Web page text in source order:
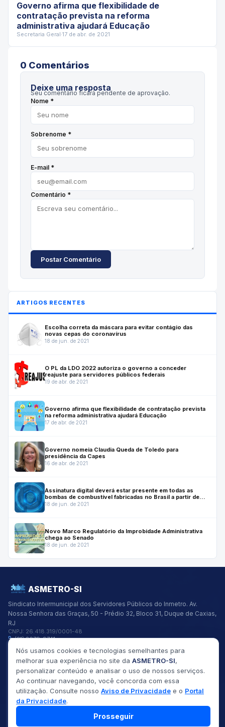
Governo afirma que flexibilidade de
contratação prevista na reforma
administrativa ajudará Educação
Secretaria Geral·17 de abr. de 2021
0 Comentários
Deixe uma resposta
Seu comentário ficará pendente de aprovação.
Nome *
Sobrenome *
E-mail *
Comentário *
Postar Comentário
ARTIGOS RECENTES
Escolha correta da máscara para evitar contágio das
novas cepas do coronavírus
18 de jun. de 2021
O PL da LDO 2022 autoriza o governo a conceder
reajuste para servidores públicos federais
19 de abr. de 2021
Governo afirma que flexibilidade de contratação prevista
na reforma administrativa ajudará Educação
17 de abr. de 2021
Governo nomeia Claudia Queda de Toledo para
presidência da Capes
16 de abr. de 2021
Assinatura digital deverá estar presente em todas as
bombas de combustível fabricadas no Brasil a partir de
julho de 2022
18 de jun. de 2021
Novo Marco Regulatório da Improbidade Administrativa
chega ao Senado
18 de jun. de 2021
ASMETRO-SI
Sindicato Intermunicipal dos Servidores Públicos do Inmetro. Av.
Nossa Senhora das Graças, 50 - Prédio 32, Bloco 31, Duque de Caxias,
RJ
CNPJ: 26.418.319/0001-48
(21) 2679-9741
asmetro@asmetro.org.br
Links Rápidos
Institucional
Gestão
Saúde
Convênios
Fóruns
Seus Direitos
2026 ASMETRO-SI
Todos os direitos reservados
Nós usamos cookies e tecnologias semelhantes para
melhorar sua experiência no site da ASMETRO-SI,
personalizar conteúdo e analisar o uso de nossos serviços.
Ao continuar navegando, você concorda com essa
utilização. Consulte nosso Aviso de Privacidade e o Portal
da Privacidade.
Prosseguir